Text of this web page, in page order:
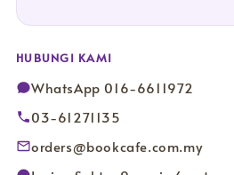
HUBUNGI KAMI
WhatsApp 016-6611972
03-61271135
orders@bookcafe.com.my